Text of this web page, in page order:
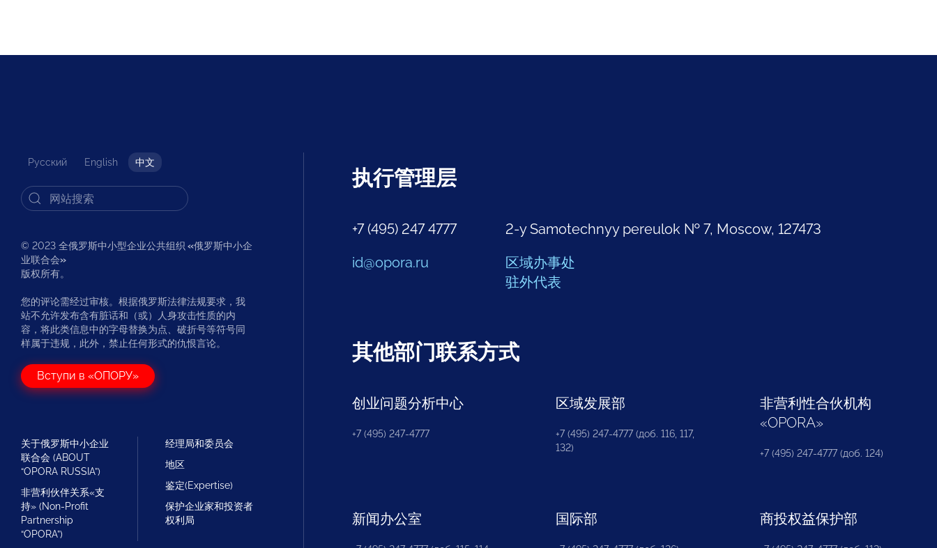
Русский English 中文
© 2023 全俄罗斯中小型企业公共组织 «俄罗斯中小企
业联合会»
版权所有。
您的评论需经过审核。根据俄罗斯法律法规要求，我
站不允许发布含有脏话和（或）人身攻击性质的内
容，将此类信息中的字母替换为点、破折号等符号同
样属于违规，此外，禁止任何形式的仇恨言论。
Вступи в «ОПОРУ»
关于俄罗斯中小企业
联合会 (ABOUT
“OPORA RUSSIA”)
非营利伙伴关系«支
持» (Non-Profit
Partnership
“OPORA”)
经理局和委员会
地区
鉴定(Expertise)
保护企业家和投资者
权利局
执行管理层
+7 (495) 247 4777
id@opora.ru
2-y Samotechnyy pereulok № 7, Moscow, 127473
区域办事处
驻外代表
其他部门联系方式
创业问题分析中心
+7 (495) 247-4777
区域发展部
+7 (495) 247-4777 (доб. 116, 117,
132)
非营利性合伙机构
«OPORA»
+7 (495) 247-4777 (доб. 124)
新闻办公室 国际部 商投权益保护部